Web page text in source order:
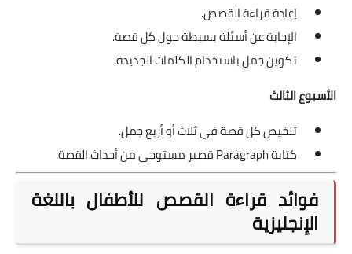
إعادة قراءة القصص.
الإجابة عن أسئلة بسيطة حول كل قصة.
تكوين جمل باستخدام الكلمات الجديدة.
الأسبوع الثالث
تلخيص كل قصة في ثلاث أو أربع جمل.
كتابة Paragraph قصير مستوحى من أحداث القصة.
فوائد قراءة القصص للأطفال باللغة
الإنجليزية